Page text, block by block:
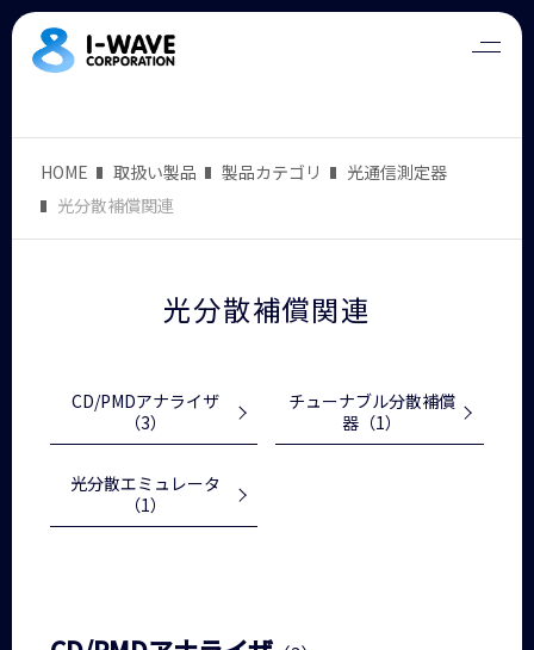
HOME 取扱い製品 製品カテゴリ
光通信測定器
光分散補償関連
光分散補償関連
CD/PMDアナライザ
（3）
チューナブル分散補償
器（1）
光分散エミュレータ
（1）